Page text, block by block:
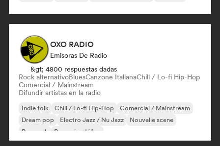
OXO RADIO
Emisoras De Radio
&gt; 4800 respuestas dadas
Rock alternativoBluesCanzone ItalianaChill / Lo-fi Hip-Hop
Comercial / Mainstream
Difundir artistas en la radio
Indie folk Chill / Lo-fi Hip-Hop
Comercial / Mainstream
Dream pop
Electro Jazz / Nu Jazz
Nouvelle scene
Pop rock
Pop psicodélico